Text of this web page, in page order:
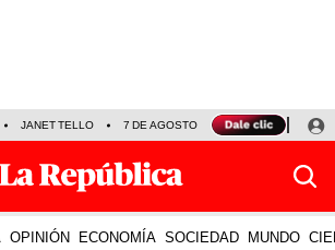
JANET TELLO 7 DE AGOSTO TINKA RESULTADOS
OPINIÓN ECONOMÍA SOCIEDAD MUNDO